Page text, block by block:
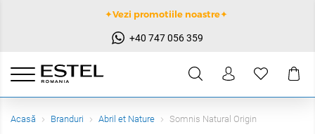
✦Vezi promotiile noastre✦
+40 747 056 359
Acasă Branduri Abril et Nature Somnis Natural Origin